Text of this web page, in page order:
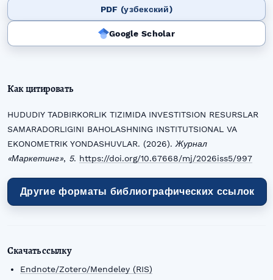
PDF (узбекский)
Google Scholar
Как цитировать
HUDUDIY TADBIRKORLIK TIZIMIDA INVESTITSION RESURSLAR
SAMARADORLIGINI BAHOLASHNING INSTITUTSIONAL VA
EKONOMETRIK YONDASHUVLAR. (2026). Журнал
«Маркетинг», 5. https://doi.org/10.67668/mj/2026iss5/997
Другие форматы библиографических ссылок
Скачать ссылку
Endnote/Zotero/Mendeley (RIS)